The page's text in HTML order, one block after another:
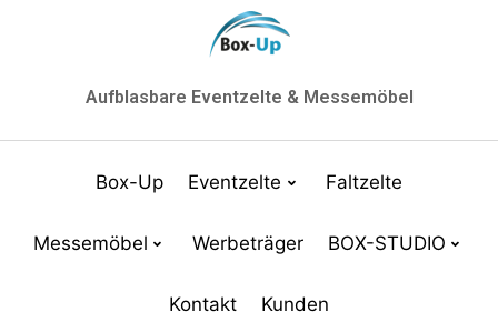
Aufblasbare Eventzelte & Messemöbel
Box-Up Eventzelte Faltzelte
Messemöbel Werbeträger BOX-STUDIO
Kontakt Kunden